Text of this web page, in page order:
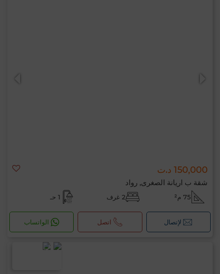
150,000 د.ت
شقة ب اريانة الصغرى, رواد
75 م² 2 غرف 1 حـ
لإتصال اتصل الواتساب